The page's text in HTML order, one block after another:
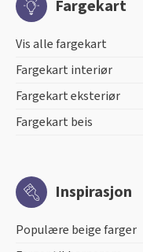
Fargekart
Vis alle fargekart
Fargekart interiør
Fargekart eksteriør
Fargekart beis
Inspirasjon
Populære beige farger